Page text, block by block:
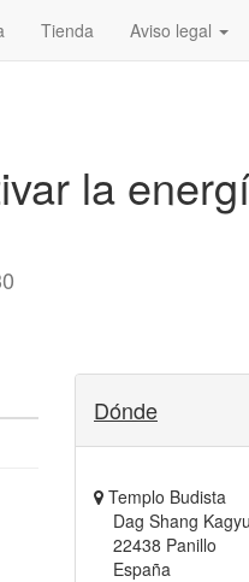
Tienda Aviso legal
la
Dónde
Templo Budista
Dag Shang Kagyu
22438 Panillo
España